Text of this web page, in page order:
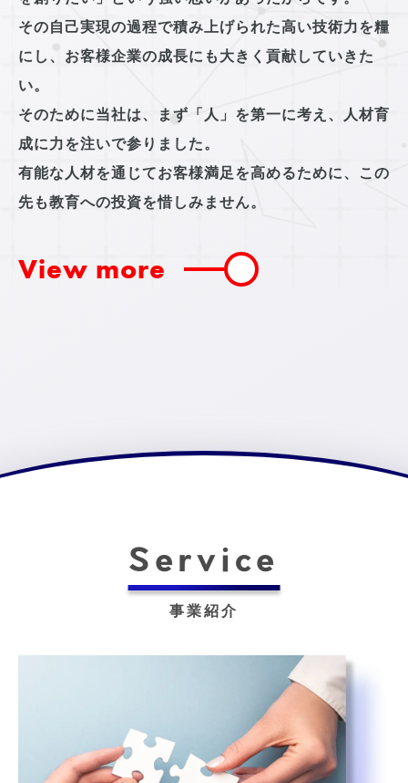
その自己実現の過程で積み上げられた高い技術力を糧
にし、 お客様企業の成長にも大きく貢献していきた
い。
そのために当社は、まず「人」を第一に考え、
人材育
成に力を注いで参りました。
有能な人材を通じてお客様満足を高めるために、
この
先も教育への投資を惜しみません。
View more
Service
事業紹介